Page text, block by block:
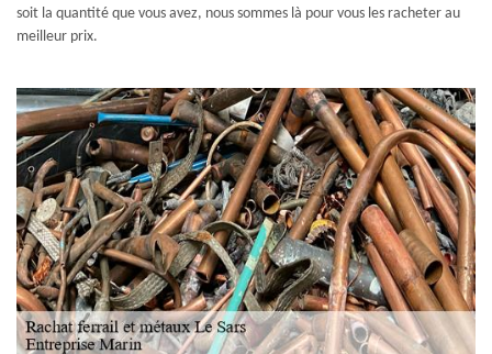
soit la quantité que vous avez, nous sommes là pour vous les racheter au
meilleur prix.